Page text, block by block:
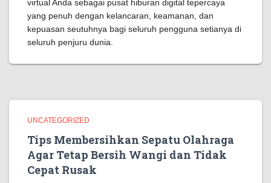
virtual Anda sebagai pusat hiburan digital tepercaya
yang penuh dengan kelancaran, keamanan, dan
kepuasan seutuhnya bagi seluruh pengguna setianya di
seluruh penjuru dunia.
UNCATEGORIZED
Tips Membersihkan Sepatu Olahraga
Agar Tetap Bersih Wangi dan Tidak
Cepat Rusak